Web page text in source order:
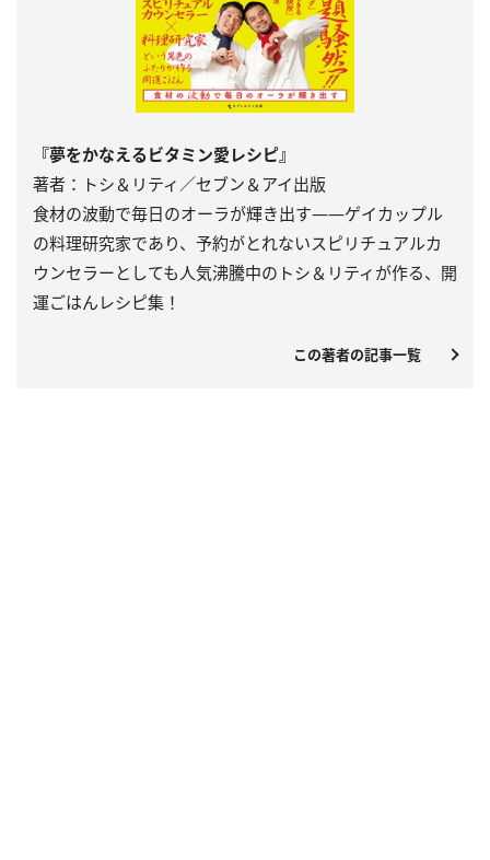
『夢をかなえるビタミン愛レシピ』
著者：トシ＆リティ／セブン＆アイ出版
食材の波動で毎日のオーラが輝き出す――ゲイカップル
の料理研究家であり、予約がとれないスピリチュアルカ
ウンセラーとしても人気沸騰中のトシ＆リティが作る、開
運ごはんレシピ集！
この著者の記事一覧